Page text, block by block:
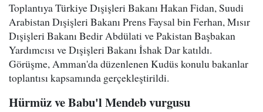
Toplantıya Türkiye Dışişleri Bakanı Hakan Fidan, Suudi
Arabistan Dışişleri Bakanı Prens Faysal bin Ferhan, Mısır
Dışişleri Bakanı Bedir Abdülati ve Pakistan Başbakan
Yardımcısı ve Dışişleri Bakanı İshak Dar katıldı.
Görüşme, Amman'da düzenlenen Kudüs konulu bakanlar
toplantısı kapsamında gerçekleştirildi.
Hürmüz ve Babu'l Mendeb vurgusu